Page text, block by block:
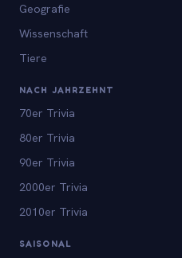
Geografie
Wissenschaft
Tiere
NACH JAHRZEHNT
70er Trivia
80er Trivia
90er Trivia
2000er Trivia
2010er Trivia
SAISONAL